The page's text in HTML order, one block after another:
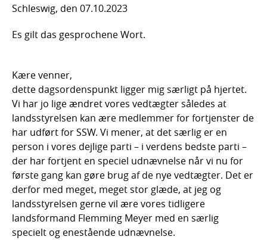
Schleswig, den 07.10.2023
Es gilt das gesprochene Wort.
Kære venner,
dette dagsordenspunkt ligger mig særligt på hjertet.
Vi har jo lige ændret vores vedtægter således at
landsstyrelsen kan ære medlemmer for fortjenster de
har udført for SSW. Vi mener, at det særlig er en
person i vores dejlige parti – i verdens bedste parti –
der har fortjent en speciel udnævnelse når vi nu for
første gang kan gøre brug af de nye vedtægter. Det er
derfor med meget, meget stor glæde, at jeg og
landsstyrelsen gerne vil ære vores tidligere
landsformand Flemming Meyer med en særlig
specielt og enestående udnævnelse.